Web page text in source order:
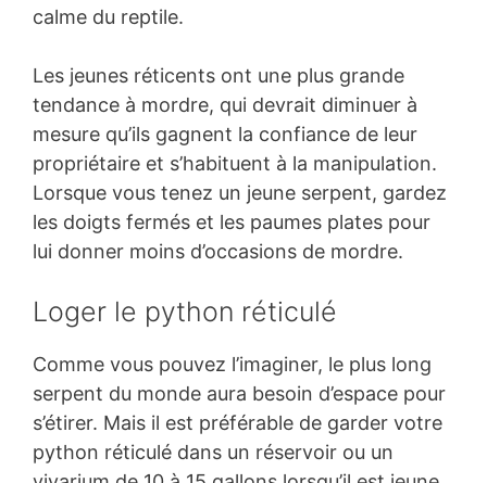
calme du reptile.
Les jeunes réticents ont une plus grande
tendance à mordre, qui devrait diminuer à
mesure qu’ils gagnent la confiance de leur
propriétaire et s’habituent à la manipulation.
Lorsque vous tenez un jeune serpent, gardez
les doigts fermés et les paumes plates pour
lui donner moins d’occasions de mordre.
Loger le python réticulé
Comme vous pouvez l’imaginer, le plus long
serpent du monde aura besoin d’espace pour
s’étirer. Mais il est préférable de garder votre
python réticulé dans un réservoir ou un